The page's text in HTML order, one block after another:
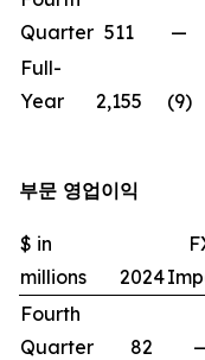
Quarter 511 —
Full-
Year
2,155 (9)
부문 영업이익
$ in
millions
2024
Fourth
Quarter
82